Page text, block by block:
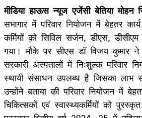
मीडिया हाऊस न्यूज एजेंसी बेतिया मोहन
सभागार में परिवार नियोजन में बेहतर
कर्मियों क़ो सिविल सर्जन, डीएस, डीसीएम
गया। मौके पर सीएस डॉ विजय कुमार
सरकारी अस्पतालों में निःशुल्क परिवार
स्थायी संसाधन उपलब्ध है जिसका लाभ
उन्होंने बताया की परिवार नियोजन में
चिकित्सकों एवं स्वास्थ्यकर्मियों को